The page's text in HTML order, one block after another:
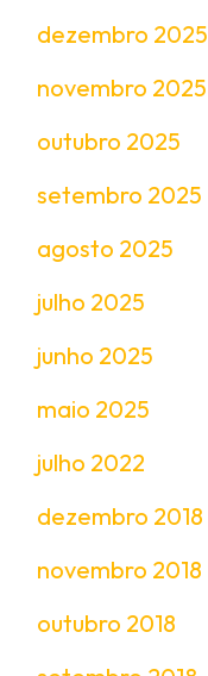
dezembro 2025
novembro 2025
outubro 2025
setembro 2025
agosto 2025
julho 2025
junho 2025
maio 2025
julho 2022
dezembro 2018
novembro 2018
outubro 2018